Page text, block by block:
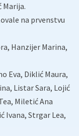
Marija.
na prvenstvu
Hanzijer Marina,
Eva, Diklić Maura,
Listar Sara, Lojić
Miletić Ana
Ivana, Strgar Lea,